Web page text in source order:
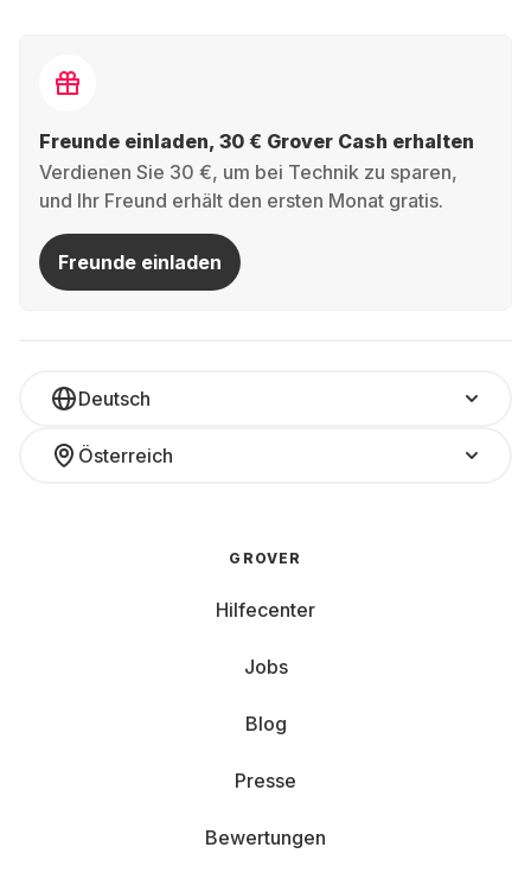
Freunde einladen, 30 € Grover Cash erhalten
Verdienen Sie 30 €, um bei Technik zu sparen,
und Ihr Freund erhält den ersten Monat gratis.
Freunde einladen
Deutsch
Österreich
GROVER
Hilfecenter
Jobs
Blog
Presse
Bewertungen